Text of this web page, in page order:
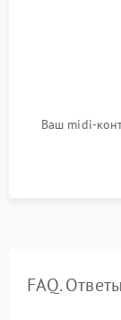
Ваш midi-
FAQ.